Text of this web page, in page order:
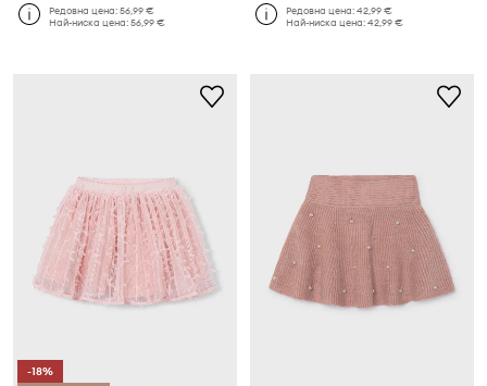
Редовна цена:56,99 €
Най-ниска цена:56,99 €
Редовна цена:42,99 €
Най-ниска цена:42,99 €
-18%